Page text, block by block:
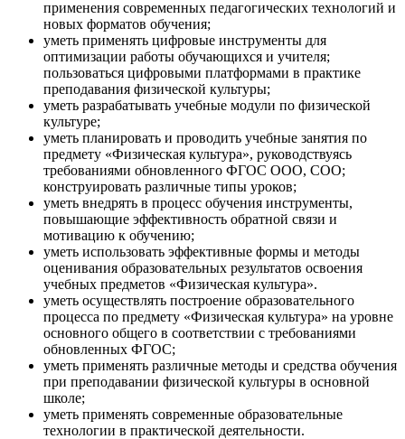
применения современных педагогических технологий и
новых форматов обучения;
уметь применять цифровые инструменты для
оптимизации работы обучающихся и учителя;
пользоваться цифровыми платформами в практике
преподавания физической культуры;
уметь разрабатывать учебные модули по физической
культуре;
уметь планировать и проводить учебные занятия по
предмету «Физическая культура», руководствуясь
требованиями обновленного ФГОС ООО, СОО;
конструировать различные типы уроков;
уметь внедрять в процесс обучения инструменты,
повышающие эффективность обратной связи и
мотивацию к обучению;
уметь использовать эффективные формы и методы
оценивания образовательных результатов освоения
учебных предметов «Физическая культура».
уметь осуществлять построение образовательного
процесса по предмету «Физическая культура» на уровне
основного общего в соответствии с требованиями
обновленных ФГОС;
уметь применять различные методы и средства обучения
при преподавании физической культуры в основной
школе;
уметь применять современные образовательные
технологии в практической деятельности.